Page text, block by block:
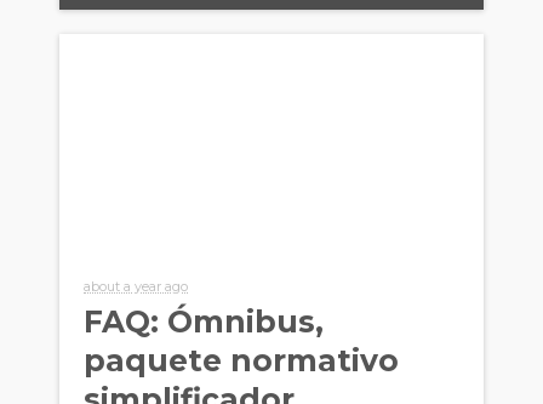
about a year ago
FAQ: Ómnibus,
paquete normativo